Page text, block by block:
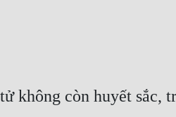
không còn huyết sắc,